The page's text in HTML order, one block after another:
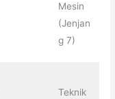
Mesin
(Jenjan
g 7)
Teknik